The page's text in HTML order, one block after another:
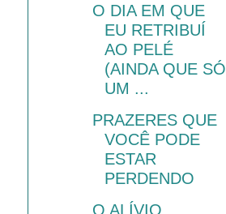
O DIA EM QUE
EU RETRIBUÍ
AO PELÉ
(AINDA QUE SÓ
UM ...
PRAZERES QUE
VOCÊ PODE
ESTAR
PERDENDO
O ALÍVIO